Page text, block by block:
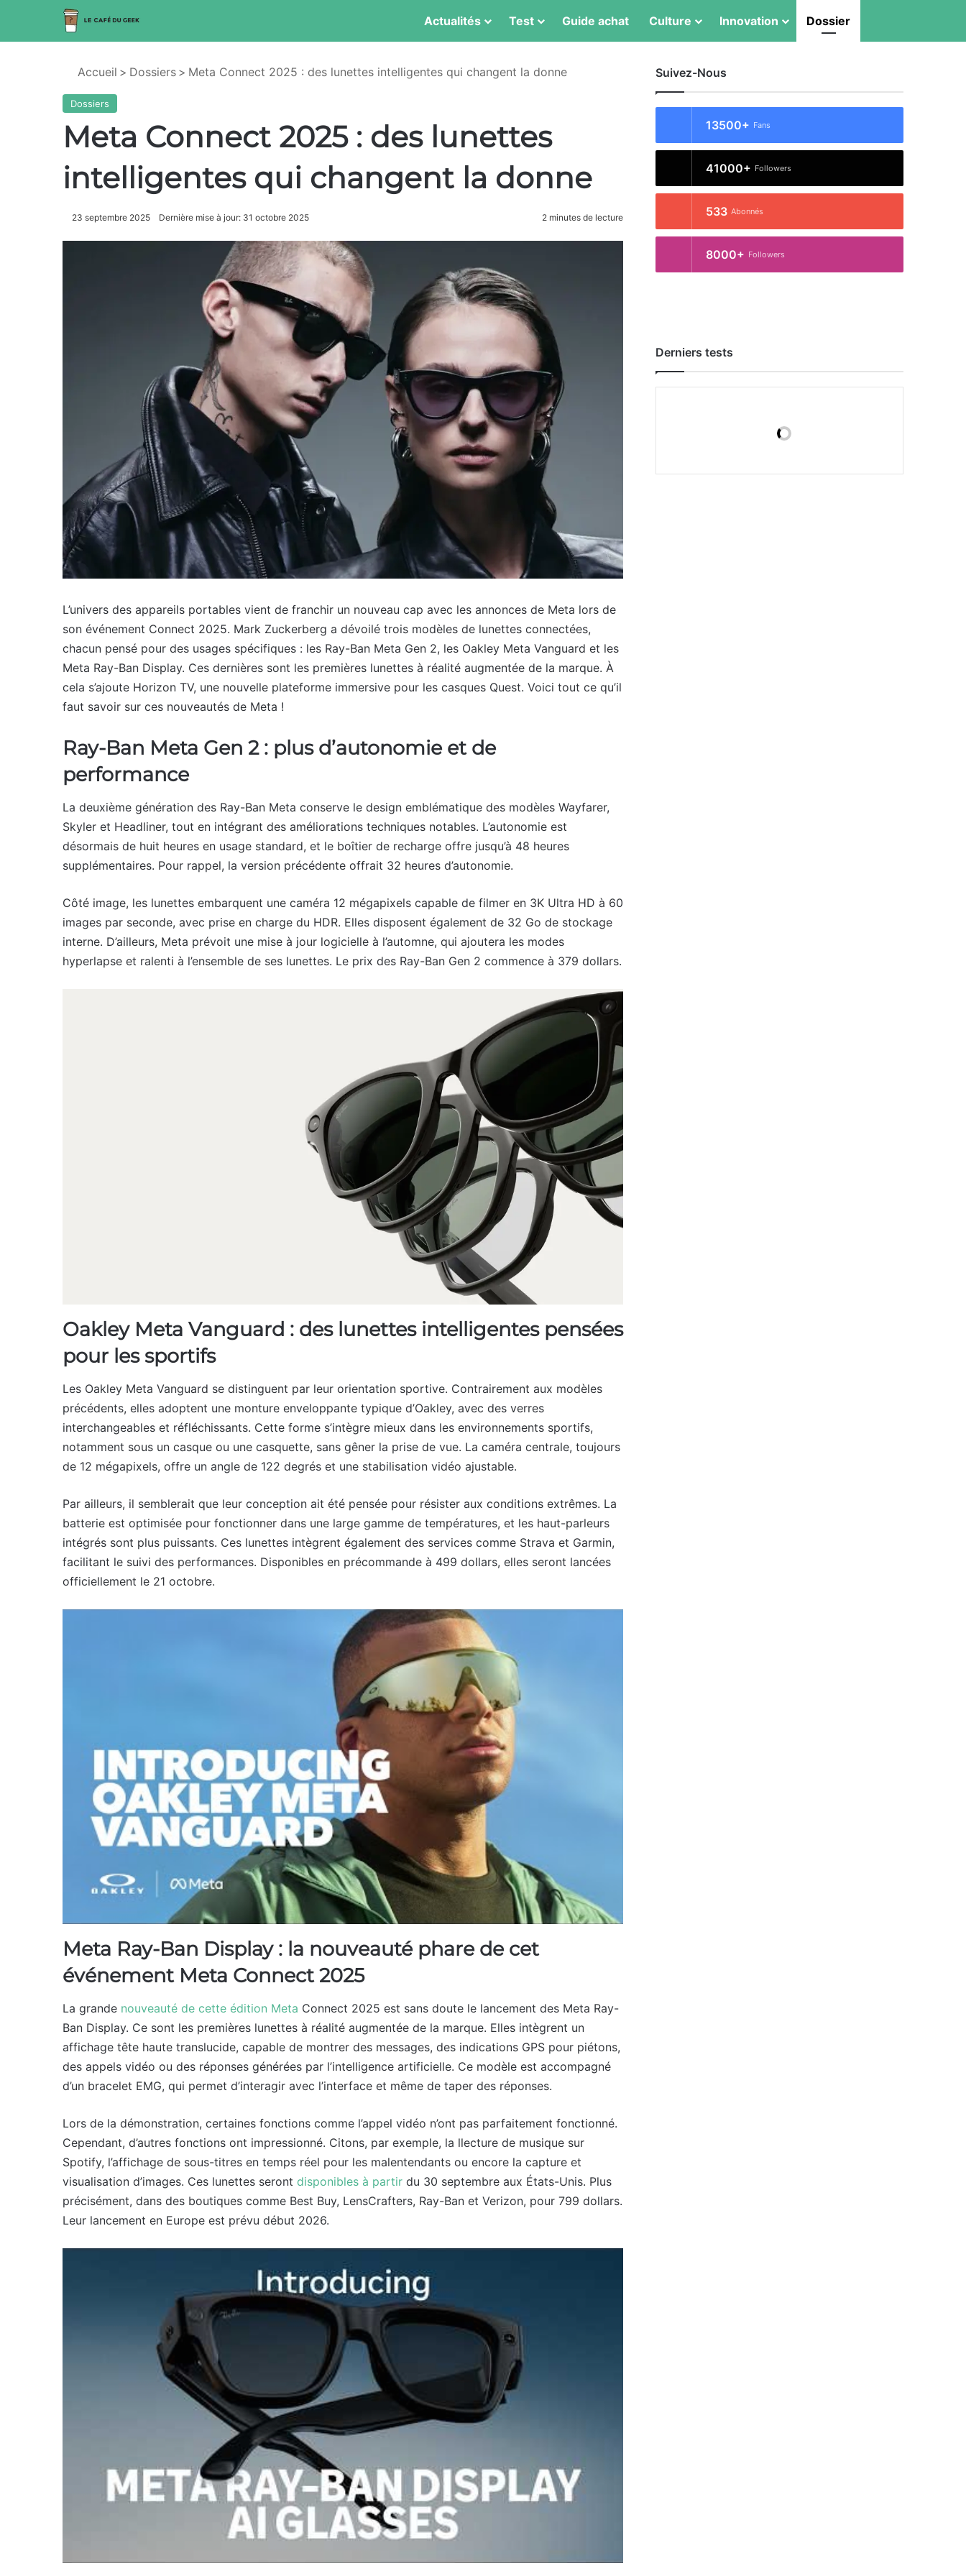
Actualités Test Guide achat Culture Innovation Dossier
Accueil > Dossiers > Meta Connect 2025 : des lunettes intelligentes qui changent la donne
Dossiers
Meta Connect 2025 : des lunettes
intelligentes qui changent la donne
23 septembre 2025 Dernière mise à jour: 31 octobre 2025 2 minutes de lecture
L’univers des appareils portables vient de franchir un nouveau cap avec les annonces de Meta lors de
son événement Connect 2025. Mark Zuckerberg a dévoilé trois modèles de lunettes connectées,
chacun pensé pour des usages spécifiques : les Ray-Ban Meta Gen 2, les Oakley Meta Vanguard et les
Meta Ray-Ban Display. Ces dernières sont les premières lunettes à réalité augmentée de la marque. À
cela s’ajoute Horizon TV, une nouvelle plateforme immersive pour les casques Quest. Voici tout ce qu’il
faut savoir sur ces nouveautés de Meta !
Ray-Ban Meta Gen 2 : plus d’autonomie et de
performance
La deuxième génération des Ray-Ban Meta conserve le design emblématique des modèles Wayfarer,
Skyler et Headliner, tout en intégrant des améliorations techniques notables. L’autonomie est
désormais de huit heures en usage standard, et le boîtier de recharge offre jusqu’à 48 heures
supplémentaires. Pour rappel, la version précédente offrait 32 heures d’autonomie.
Côté image, les lunettes embarquent une caméra 12 mégapixels capable de filmer en 3K Ultra HD à 60
images par seconde, avec prise en charge du HDR. Elles disposent également de 32 Go de stockage
interne. D’ailleurs, Meta prévoit une mise à jour logicielle à l’automne, qui ajoutera les modes
hyperlapse et ralenti à l’ensemble de ses lunettes. Le prix des Ray-Ban Gen 2 commence à 379 dollars.
Oakley Meta Vanguard : des lunettes intelligentes pensées
pour les sportifs
Les Oakley Meta Vanguard se distinguent par leur orientation sportive. Contrairement aux modèles
précédents, elles adoptent une monture enveloppante typique d’Oakley, avec des verres
interchangeables et réfléchissants. Cette forme s’intègre mieux dans les environnements sportifs,
notamment sous un casque ou une casquette, sans gêner la prise de vue. La caméra centrale, toujours
de 12 mégapixels, offre un angle de 122 degrés et une stabilisation vidéo ajustable.
Par ailleurs, il semblerait que leur conception ait été pensée pour résister aux conditions extrêmes. La
batterie est optimisée pour fonctionner dans une large gamme de températures, et les haut-parleurs
intégrés sont plus puissants. Ces lunettes intègrent également des services comme Strava et Garmin,
facilitant le suivi des performances. Disponibles en précommande à 499 dollars, elles seront lancées
officiellement le 21 octobre.
Meta Ray-Ban Display : la nouveauté phare de cet
événement Meta Connect 2025
La grande nouveauté de cette édition Meta Connect 2025 est sans doute le lancement des Meta Ray-
Ban Display. Ce sont les premières lunettes à réalité augmentée de la marque. Elles intègrent un
affichage tête haute translucide, capable de montrer des messages, des indications GPS pour piétons,
des appels vidéo ou des réponses générées par l’intelligence artificielle. Ce modèle est accompagné
d’un bracelet EMG, qui permet d’interagir avec l’interface et même de taper des réponses.
Lors de la démonstration, certaines fonctions comme l’appel vidéo n’ont pas parfaitement fonctionné.
Cependant, d’autres fonctions ont impressionné. Citons, par exemple, la llecture de musique sur
Spotify, l’affichage de sous-titres en temps réel pour les malentendants ou encore la capture et
visualisation d’images. Ces lunettes seront disponibles à partir du 30 septembre aux États-Unis. Plus
précisément, dans des boutiques comme Best Buy, LensCrafters, Ray-Ban et Verizon, pour 799 dollars.
Leur lancement en Europe est prévu début 2026.
Suivez-Nous
13500+ Fans
41000+ Followers
533 Abonnés
8000+ Followers
Derniers tests